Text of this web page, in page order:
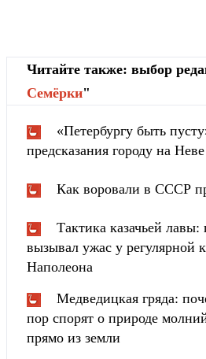
Читайте также: выбор
Cемёрки"
«Петербургу быть
предсказания городу на Неве
Как воровали в СССР
Тактика казачьей
вызывал ужас у регулярной
Наполеона
Медведицкая гряда:
пор спорят о природе
прямо из земли